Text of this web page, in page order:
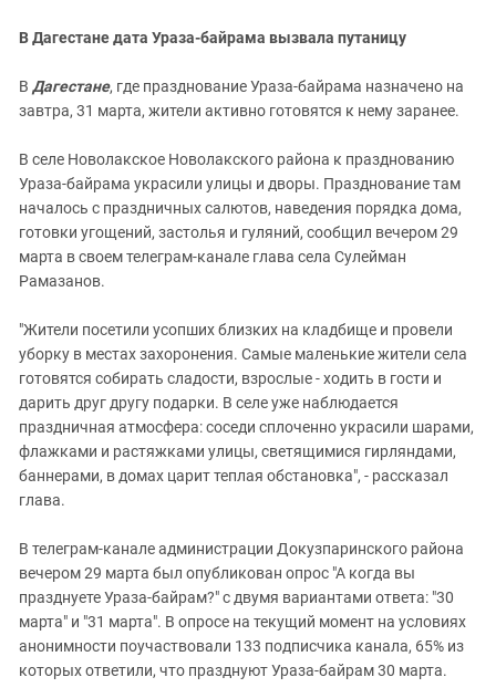
В Дагестане дата Ураза-байрама вызвала путаницу
В Дагестане, где празднование Ураза-байрама назначено на
завтра, 31 марта, жители активно готовятся к нему заранее.
В селе Новолакское Новолакского района к празднованию
Ураза-байрама украсили улицы и дворы. Празднование там
началось с праздничных салютов, наведения порядка дома,
готовки угощений, застолья и гуляний, сообщил вечером 29
марта в своем телеграм-канале глава села Сулейман
Рамазанов.
"Жители посетили усопших близких на кладбище и провели
уборку в местах захоронения. Самые маленькие жители села
готовятся собирать сладости, взрослые - ходить в гости и
дарить друг другу подарки. В селе уже наблюдается
праздничная атмосфера: соседи сплоченно украсили шарами,
флажками и растяжками улицы, светящимися гирляндами,
баннерами, в домах царит теплая обстановка", - рассказал
глава.
В телеграм-канале администрации Докузпаринского района
вечером 29 марта был опубликован опрос "А когда вы
празднуете Ураза-байрам?" с двумя вариантами ответа: "30
марта" и "31 марта". В опросе на текущий момент на условиях
анонимности поучаствовали 133 подписчика канала, 65% из
которых ответили, что празднуют Ураза-байрам 30 марта.